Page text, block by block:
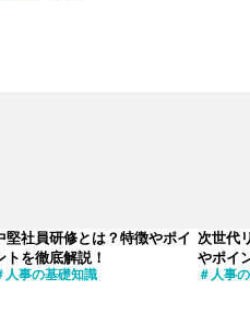
堅社員研修とは？特徴やポイ
トを徹底解説！
人事の基礎知識
次世代
やポイ
人事